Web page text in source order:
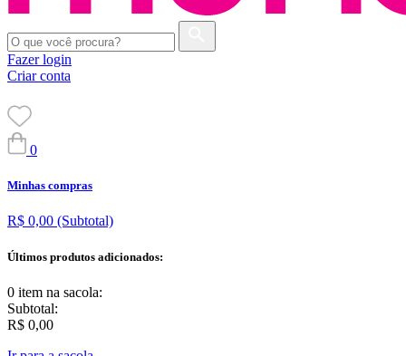
Fazer login
Criar conta
0
Minhas compras
R$ 0,00 (Subtotal)
Últimos produtos adicionados:
0 item na sacola:
Subtotal:
R$ 0,00